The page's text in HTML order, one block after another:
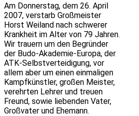
Am Donnerstag, dem 26. April
2007, verstarb Großmeister
Horst Weiland nach schwerer
Krankheit im Alter von 79 Jahren.
Wir trauern um den Begründer
der Budo-Akademie-Europa, der
ATK-Selbstverteidigung, vor
allem aber um einen einmaligen
Kampfkünstler, großen Meister,
verehrten Lehrer und treuen
Freund, sowie liebenden Vater,
Großvater und Ehemann.